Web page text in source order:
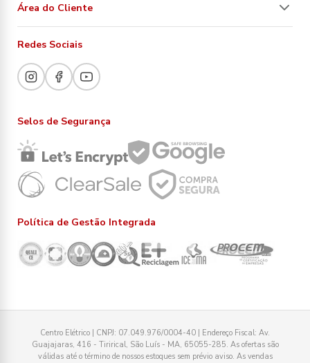
Área do Cliente
Redes Sociais
Selos de Segurança
Política de Gestão Integrada
Centro Elétrico | CNPJ: 07.049.976/0004-40 | Endereço Fiscal: Av.
Guajajaras, 416 - Tirirical, São Luís - MA, 65055-285. As ofertas são
válidas até o término de nossos estoques sem prévio aviso. As vendas